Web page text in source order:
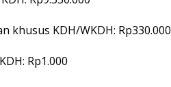
khusus KDH/WKDH: Rp330.000
Rp1.000